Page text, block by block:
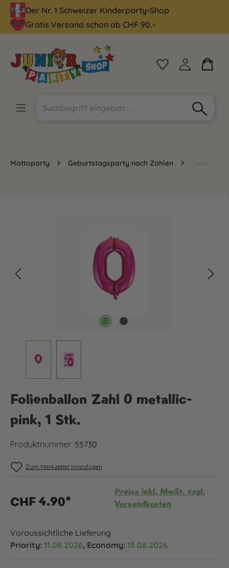
springen
Der Nr. 1 Schweizer Kinderparty-Shop
Gratis Versand schon ab CHF 90.-
Mottoparty Geburtstagsparty nach Zahlen Zehn
Folienballon Zahl 0 metallic-
pink, 1 Stk.
Produktnummer: 55730
Zum Merkzettel hinzufügen
CHF 4.90*
Preise inkl. MwSt. zzgl.
Versandkosten
Voraussichtliche Lieferung
Priority: 11.08.2026, Economy: 13.08.2026